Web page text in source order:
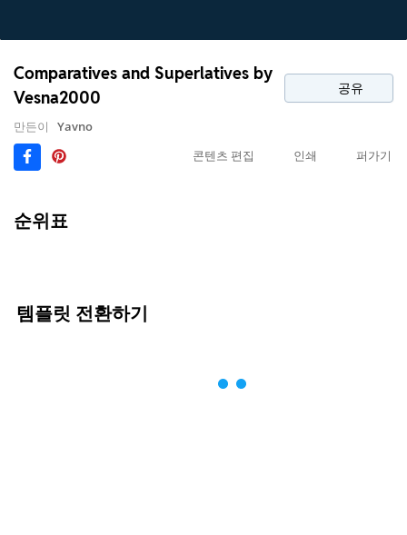
Comparatives and Superlatives by
Vesna2000
공유
만든이
Yavno
콘텐츠 편집
인쇄 퍼가기
순위표
템플릿 전환하기